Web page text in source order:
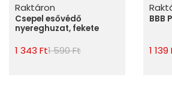
Raktáron
Csepel esővédő
nyereghuzat, fekete
1 343 Ft1 590 Ft
BBB
1 139